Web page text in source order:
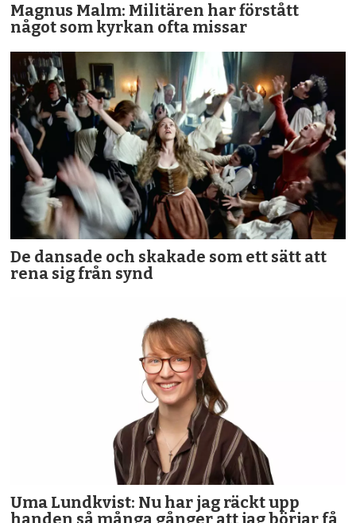
Magnus Malm: Militären har förstått
något som kyrkan ofta missar
De dansade och skakade som ett sätt att
rena sig från synd
Uma Lundkvist: Nu har jag räckt upp